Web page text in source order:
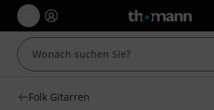
Folk Gitarren